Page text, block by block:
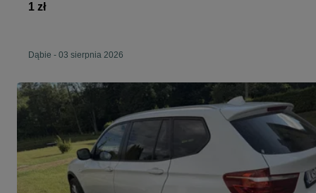
1 zł
Dąbie - 03 sierpnia 2026